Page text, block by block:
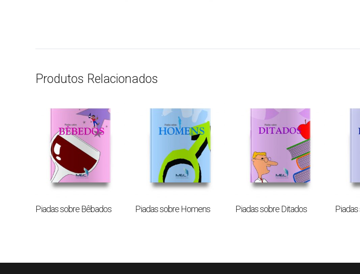
Produtos Relacionados
Piadas sobre Bêbados Piadas sobre Homens Piadas sobre Ditados